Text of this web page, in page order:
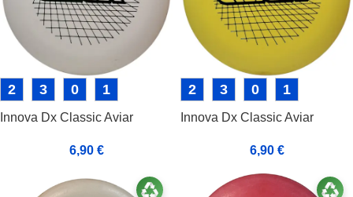
2 3 0 1
Innova Dx Classic Aviar
6,90 €
2 3 0 1
Innova Dx Classic Aviar
6,90 €